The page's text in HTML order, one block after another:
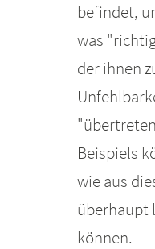
befindet,
was
der ihnen
Beispiels
wie aus
überhaupt
können.